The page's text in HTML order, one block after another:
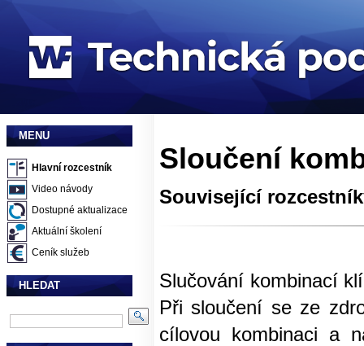
MENU
Hlavní rozcestník
Video návody
Dostupné aktualizace
Aktuální školení
Ceník služeb
HLEDAT
Sloučení
Související
Slučování kombinací
Při sloučení se ze
cílovou kombinaci a